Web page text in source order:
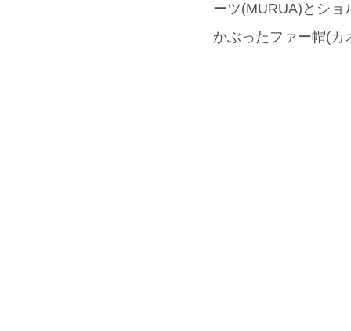
ーツ(MURUA)とショ
かぶったファー帽(